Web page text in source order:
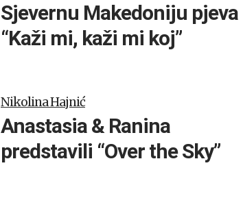
Sjevernu Makedoniju pjeva
“Kaži mi, kaži mi koj”
Nikolina Hajnić
Anastasia & Ranina
predstavili “Over the Sky”